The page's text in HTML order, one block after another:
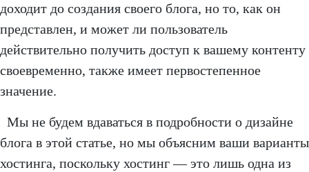
доходит до создания своего блога, но то, как он
представлен, и может ли пользователь
действительно получить доступ к вашему контенту
своевременно, также имеет первостепенное
значение.
Мы не будем вдаваться в подробности о дизайне
блога в этой статье, но мы объясним ваши варианты
хостинга, поскольку хостинг — это лишь одна из